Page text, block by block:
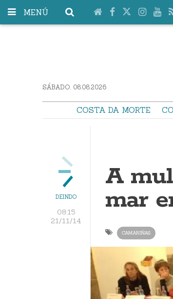
MENÚ
SÁBADO. 08.08.2026
COSTA DA MORTE
DEINDO
08:15
21/11/14
A
mar
CAMARIÑAS